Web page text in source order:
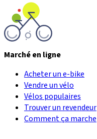
Marché en ligne
Acheter un e-bike
Vendre un vélo
Vélos populaires
Trouver un revendeur
Comment ça marche